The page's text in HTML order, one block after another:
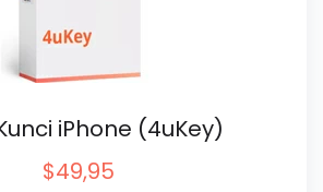
iPhone (4uKey)
$49,95